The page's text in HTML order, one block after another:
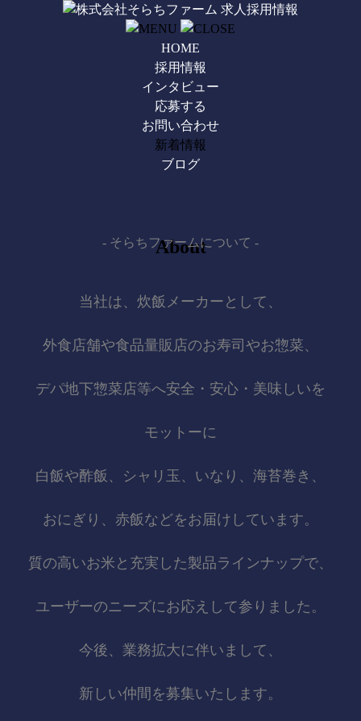
HOME
採用情報
インタビュー
応募する
お問い合わせ
新着情報
ブログ
About
- そらちファームについて -
当社は、炊飯メーカーとして、
外食店舗や食品量販店のお寿司やお惣菜、
デパ地下惣菜店等へ安全・安心・美味しいを
モットーに
白飯や酢飯、シャリ玉、いなり、海苔巻き、
おにぎり、赤飯などをお届けしています。
質の高いお米と充実した製品ラインナップで、
ユーザーのニーズにお応えして参りました。
今後、業務拡大に伴いまして、
新しい仲間を募集いたします。